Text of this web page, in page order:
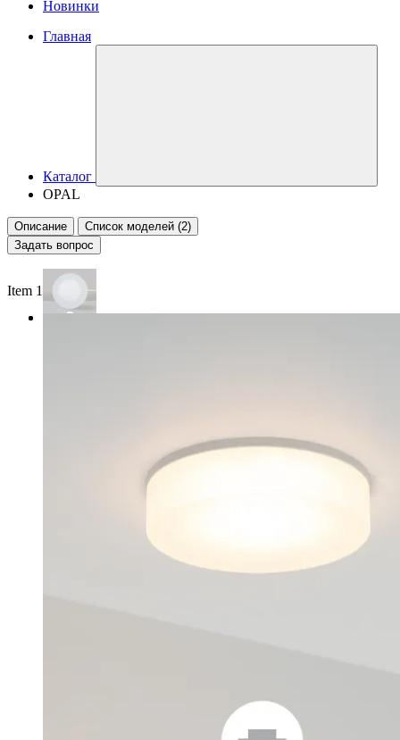
Новинки
Главная
Каталог
OPAL
Описание
Список моделей (2)
Задать вопрос
Item 1 of 2